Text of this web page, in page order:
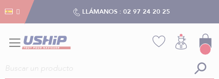
LLÁMANOS : 02 97 24 20 25
Gestión de cookies
Gestión de cookies